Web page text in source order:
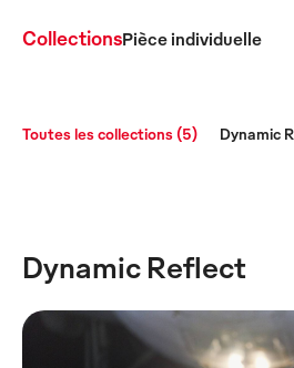
CollectionsPièce individuelle
Toutes les collections (5) Dynamic
Dynamic Reflect